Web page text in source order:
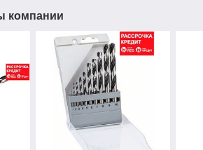
компании